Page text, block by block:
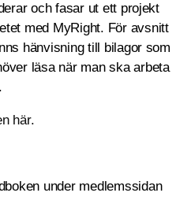
och fasar ut ett projekt
med MyRight. För avsnitt
hänvisning till bilagor som
läsa när man ska arbeta
här.
under medlemssidan